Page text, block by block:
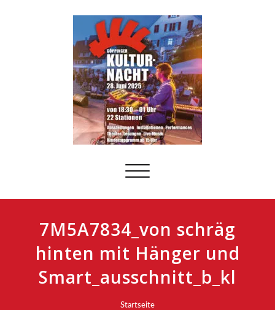
Schalte
7M5A7834_von schräg
hinten mit Hänger und
Smart_ausschnitt_b_kl
Startseite